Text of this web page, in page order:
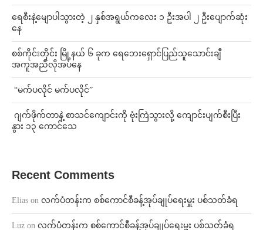
ရေစီးနဲ့မျောပါသွားတဲ့ ၂ နှစ်အရွယ်ကလေး ၁ ဦးအပါ ၂ ဦးပျောက်ဆုံး
နေ
စစ်ကိုင်းတိုင်း မြို့နယ် ၆ ခုက ရေဘေးရှောင်ပြည်သူသောင်းချီ
အကူအညီလိုအပ်နေ
⁨ ⁨“မက်ပလိုင် မက်ပလိုင်”
⁨⁩ ⁨ဂျက်ဖိုက်တာနဲ့ စာသင်ကျောင်းကို ဗုံးကြဲသွားလို့ ကျောင်းပျက်စီးပြီး
နွား ၁၃ ကောင်သေ
Recent Comments
Elias on လက်ပံတန်းက စစ်ကောင်စီခန့်အုပ်ချုပ်ရေးမှူး ပစ်သတ်ခံရ
Luz on လက်ပံတန်းက စစ်ကောင်စီခန့်အုပ်ချုပ်ရေးမှူး ပစ်သတ်ခံရ